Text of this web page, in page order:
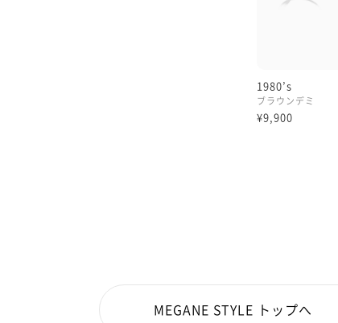
1980’s
ブラウンデミ
¥9,900
MEGANE STYLE トップへ